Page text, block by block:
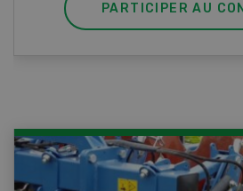
PARTICIPER AU